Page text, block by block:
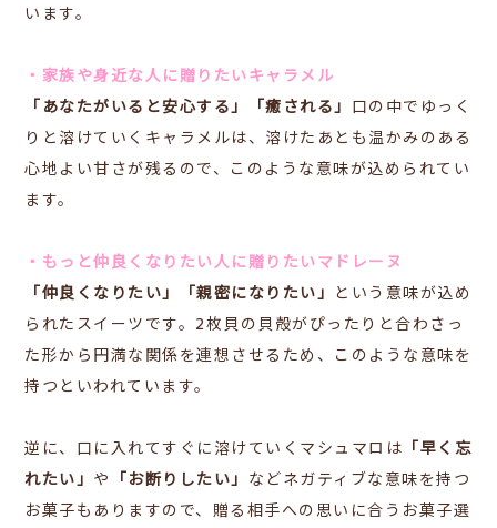
います。
・家族や身近な人に贈りたいキャラメル
「あなたがいると安心する」「癒される」 口の中でゆっく
りと溶けていくキャラメルは、溶けたあとも温かみのある
心地よい甘さが残るので、このような意味が込められてい
ます。
・もっと仲良くなりたい人に贈りたいマドレーヌ
「仲良くなりたい」「親密になりたい」 という意味が込め
られたスイーツです。2枚貝の貝殻がぴったりと合わさっ
た形から円満な関係を連想させるため、このような意味を
持つといわれています。
逆に、口に入れてすぐに溶けていくマシュマロは 「早く忘
れたい」 や 「お断りしたい」 などネガティブな意味を持つ
お菓子もありますので、贈る相手への思いに合うお菓子選